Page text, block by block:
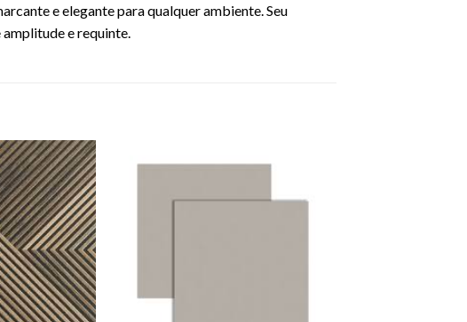
e elegante para qualquer ambiente. Seu
e requinte.
Adicionar
como
favorito
como